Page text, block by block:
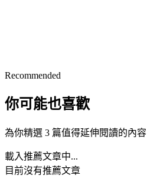
Recommended
你可能也喜歡
為你精選 3 篇值得延伸閱讀的內容
載入推薦文章中...
目前沒有推薦文章